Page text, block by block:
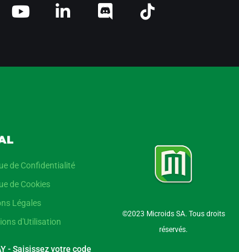
de Confidentialité
de Cookies
Légales
d'Utilisation
- Saisissez votre code
©2023 Microids SA. Tous droits
réservés.